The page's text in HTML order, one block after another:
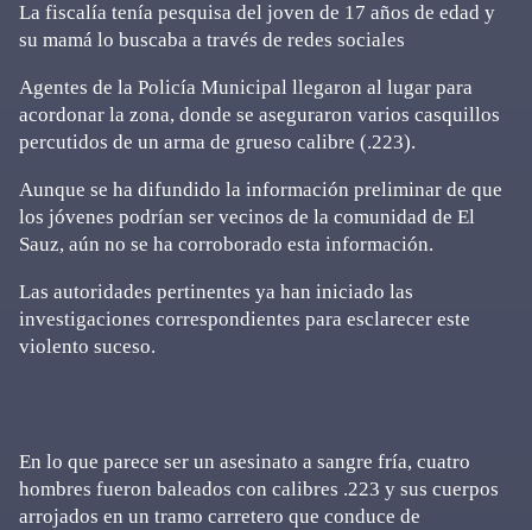
La fiscalía tenía pesquisa del joven de 17 años de edad y
su mamá lo buscaba a través de redes sociales
Agentes de la Policía Municipal llegaron al lugar para
acordonar la zona, donde se aseguraron varios casquillos
percutidos de un arma de grueso calibre (.223).
Aunque se ha difundido la información preliminar de que
los jóvenes podrían ser vecinos de la comunidad de El
Sauz, aún no se ha corroborado esta información.
Las autoridades pertinentes ya han iniciado las
investigaciones correspondientes para esclarecer este
violento suceso.
En lo que parece ser un asesinato a sangre fría, cuatro
hombres fueron baleados con calibres .223 y sus cuerpos
arrojados en un tramo carretero que conduce de